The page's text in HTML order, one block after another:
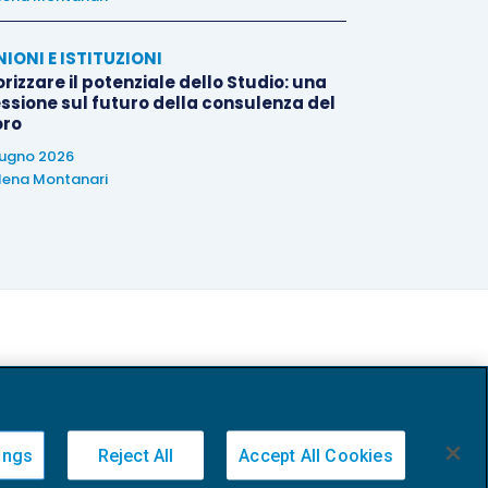
E ISTITUZIONI
il potenziale dello Studio: una
sul futuro della consulenza del
2026
Montanari
Reject All Accept All Cookies